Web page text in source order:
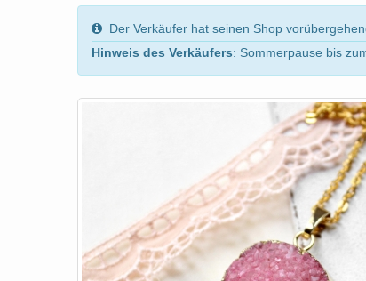
Der Verkäufer hat seinen Shop
Hinweis des Verkäufers: Sommerpause bis